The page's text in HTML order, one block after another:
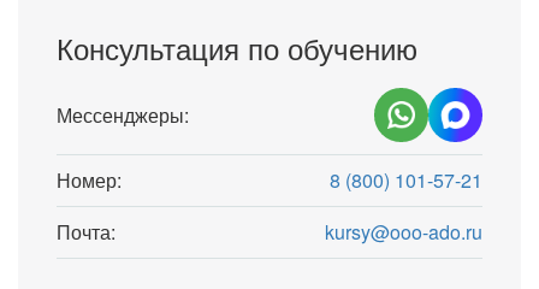
Консультация по обучению
Мессенджеры:
Номер:
8 (800) 101-57-21
Почта:
kursy@ooo-ado.ru